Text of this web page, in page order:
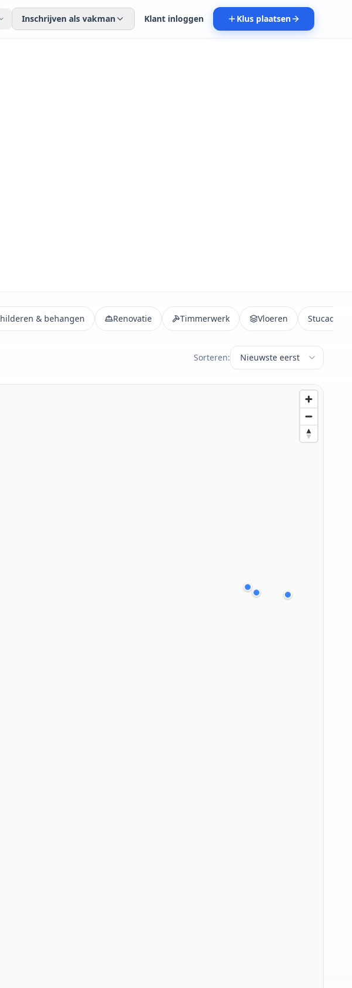
Inschrijven als vakman Klant inloggen Klus plaatsen
& behangen Renovatie Timmerwerk Vloeren Stucadoor
Sorteren: